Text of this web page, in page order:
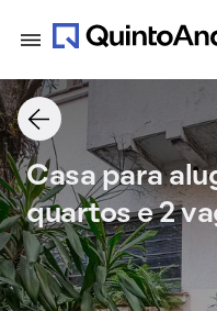
Casa para
quartos e 2